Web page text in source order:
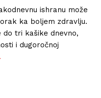
ishranu može
ka boljem zdravlju.
do tri kašike dnevno,
i dugoročnoj